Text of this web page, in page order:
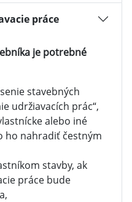
práce
je potrebné
stavebných
udržiavacích prác“,
alebo iné
ho nahradiť čestným
stavby, ak
práce bude